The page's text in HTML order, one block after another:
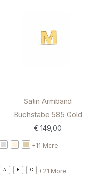
Satin Armband
Buchstabe 585 Gold
€149,00
+11 More
A B C +21 More